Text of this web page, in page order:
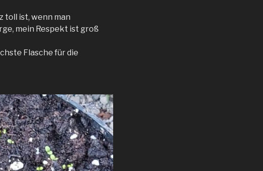
toll ist, wenn man
mein Respekt ist groß
Flasche für die